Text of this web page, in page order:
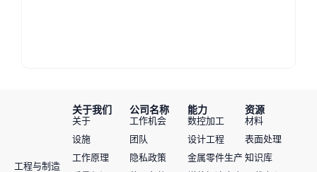
工程与制造
关于我们
关于
设施
工作原理
公司名称
工作机会
团队
隐私政策
能力
数控加工
设计工程
金属零件生产
资源
材料
表面处理
知识库